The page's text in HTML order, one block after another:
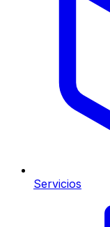
Servicios